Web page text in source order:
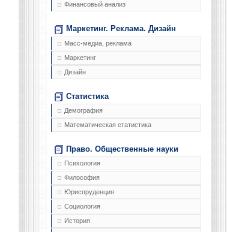
Финансовый анализ
Маркетинг. Реклама. Дизайн
Масс-медиа, реклама
Маркетинг
Дизайн
Статистика
Демография
Математическая статистика
Право. Общественные науки
Психология
Философия
Юриспруденция
Социология
История